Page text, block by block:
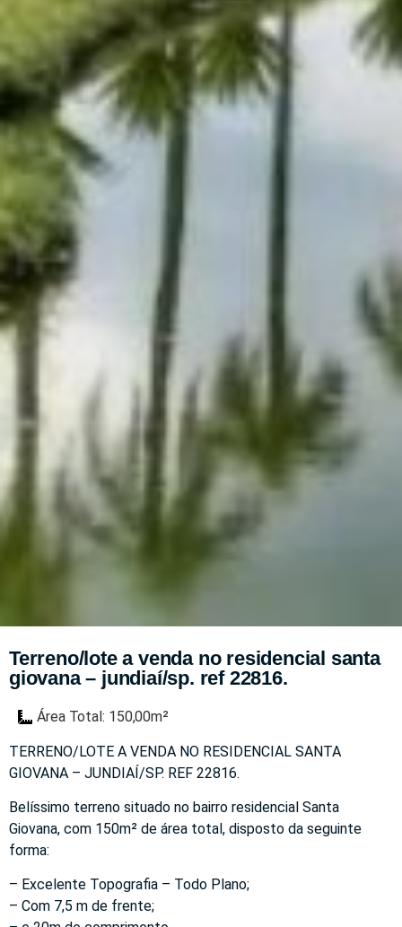
Terreno/lote a venda no residencial santa
giovana – jundiaí/sp. ref 22816.
Área Total: 150,00m²
TERRENO/LOTE A VENDA NO RESIDENCIAL SANTA
GIOVANA – JUNDIAÍ/SP. REF 22816.
Belíssimo terreno situado no bairro residencial Santa
Giovana, com 150m² de área total, disposto da seguinte
forma:
– Excelente Topografia – Todo Plano;
– Com 7,5 m de frente;